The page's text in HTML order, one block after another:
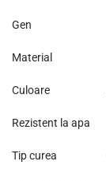
Gen
Material
Culoare
Rezistent la apa
Tip curea